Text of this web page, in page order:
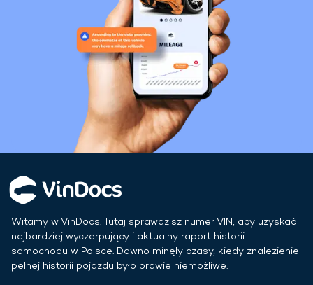
Witamy w VinDocs. Tutaj sprawdzisz numer VIN, aby uzyskać
najbardziej wyczerpujący i aktualny raport historii
samochodu w Polsce. Dawno minęły czasy, kiedy znalezienie
pełnej historii pojazdu było prawie niemożliwe.